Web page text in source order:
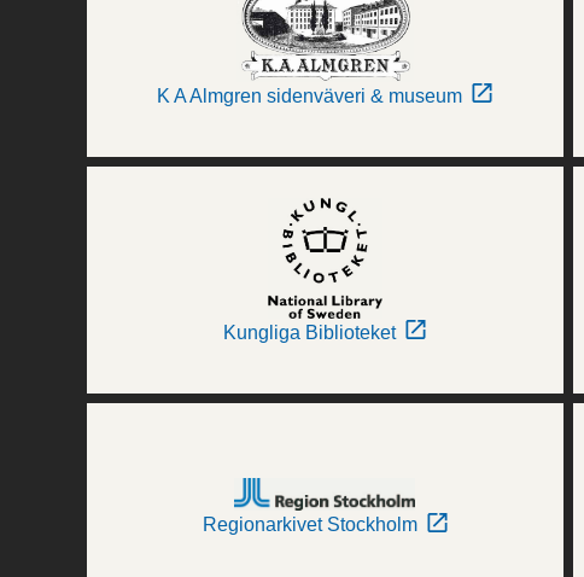
K A Almgren sidenväveri & museum
Kungliga Biblioteket
Regionarkivet Stockholm